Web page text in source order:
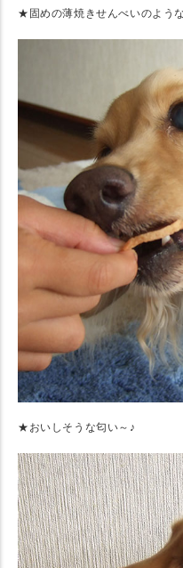
★固めの薄焼きせんべいのよう
★おいしそうな匂い～♪